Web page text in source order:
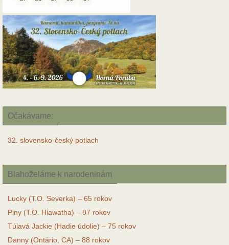
Očakávame:
32. slovensko-český potlach
Blahoželáme k narodeninám
Lucky (T.O. Severka) – 65 rokov
Piny (T.O. Hiawatha) – 87 rokov
Túlavá Jackie (Hadie údolie) – 75 rokov
Danny (Ontário, CA) – 88 rokov